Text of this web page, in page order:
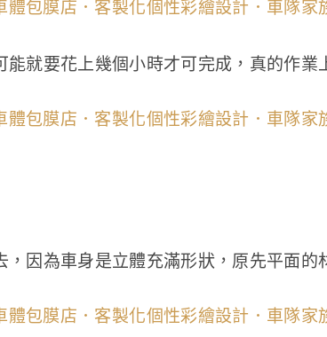
就要花上幾個小時才可完成，真的作業
因為車身是立體充滿形狀，原先平面的